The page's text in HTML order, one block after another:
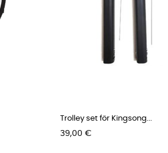
Trolley set för Kingsong...
Pris
39,00 €